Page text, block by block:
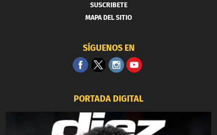
SUSCRIBETE
MAPA DEL SITIO
SÍGUENOS EN
PORTADA DIGITAL